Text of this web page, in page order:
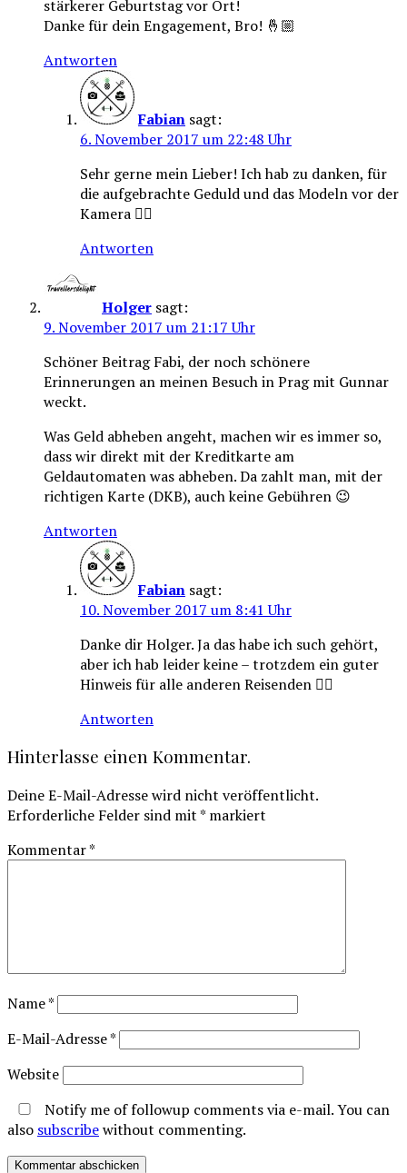
stärkerer Geburtstag vor Ort!
Danke für dein Engagement, Bro! 🤞🏼
Antworten
Fabian sagt:
6. November 2017 um 22:48 Uhr
Sehr gerne mein Lieber! Ich hab zu danken, für
die aufgebrachte Geduld und das Modeln vor der
Kamera 👆🏼
Antworten
Holger sagt:
9. November 2017 um 21:17 Uhr
Schöner Beitrag Fabi, der noch schönere
Erinnerungen an meinen Besuch in Prag mit Gunnar
weckt.
Was Geld abheben angeht, machen wir es immer so,
dass wir direkt mit der Kreditkarte am
Geldautomaten was abheben. Da zahlt man, mit der
richtigen Karte (DKB), auch keine Gebühren 😉
Antworten
Fabian sagt:
10. November 2017 um 8:41 Uhr
Danke dir Holger. Ja das habe ich such gehört,
aber ich hab leider keine – trotzdem ein guter
Hinweis für alle anderen Reisenden 👍🏼
Antworten
Hinterlasse einen Kommentar.
Deine E-Mail-Adresse wird nicht veröffentlicht.
Erforderliche Felder sind mit* markiert
Kommentar*
Name*
E-Mail-Adresse*
Website
Notify me of followup comments via e-mail. You can
also subscribewithout commenting.